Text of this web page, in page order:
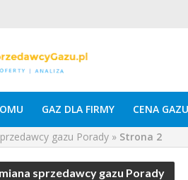
GAZ DLA FIRMY CENA GAZU
gazu Porady » Strona 2
sprzedawcy gazu Porady